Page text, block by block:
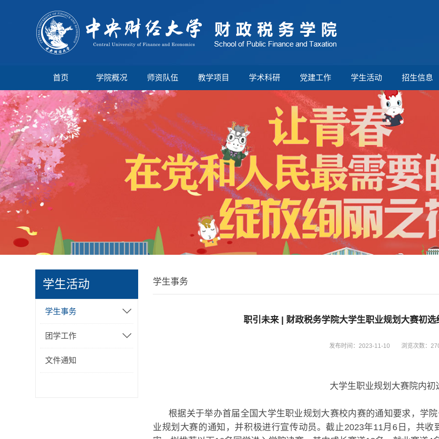
首页 学院概况 师资队伍 教学项目 学术科研 党建工作 学生活动 招生信息
学生活动
学生事务
团学工作
文件通知
学生事务
职引未来 | 财政税务学院大学生职业规划大赛初
发布时间：2023-11-10 浏览次数：
大学生职业规划大赛院内初
根据关于举办首届全国大学生职业规划大赛校内赛的通知要求，学
业规划大赛的通知，并积极进行宣传动员。截止2023年11月6日，共